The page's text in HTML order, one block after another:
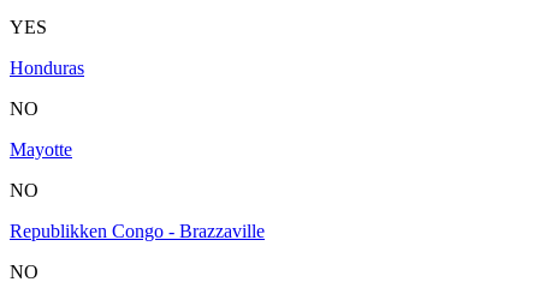
YES
Honduras
NO
Mayotte
NO
Republikken Congo - Brazzaville
NO